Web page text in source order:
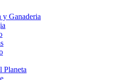
Ganaderia
Planeta